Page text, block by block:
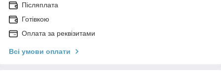
Післяплата
Готівкою
Оплата за реквізитами
Всі умови оплати